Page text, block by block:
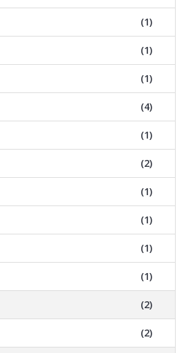
(1)
(1)
(1)
(4)
(1)
(2)
(1)
(1)
(1)
(1)
(2)
(2)